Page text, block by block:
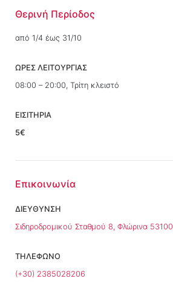
Θερινή Περίοδος
από 1/4 έως 31/10
ΩΡΕΣ ΛΕΙΤΟΥΡΓΙΑΣ
08:00 – 20:00, Τρίτη κλειστό
ΕΙΣΙΤΗΡΙΑ
5€
Επικοινωνία
ΔΙΕΥΘΥΝΣΗ
Σιδηροδρομικού Σταθμού 8, Φλώρινα 53100
ΤΗΛΕΦΩΝΟ
(+30) 2385028206